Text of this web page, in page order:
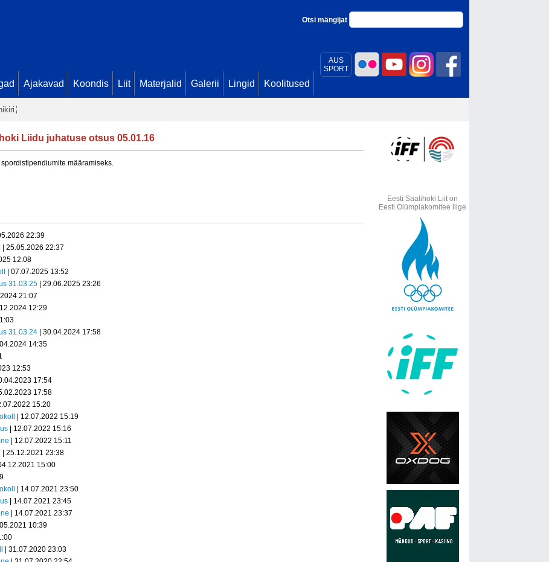
AUS
SPORT
Otsi mängijat
Ajakavad Koondis Liit Materjalid Galerii Lingid Koolitused
Liidu juhatuse otsus 05.01.16
määramiseks.
22:39
| 25.05.2026 22:37
12:08
| 07.07.2025 13:52
31.03.25 | 29.06.2025 23:26
21:07
12:29
31.03.24
| 30.04.2024 17:58
14:35
12:53
17:54
17:58
15:20
| 12.07.2022 15:19
| 12.07.2022 15:16
| 12.07.2022 15:11
| 25.12.2021 23:38
15:00
| 14.07.2021 23:50
| 14.07.2021 23:45
| 14.07.2021 23:37
10:39
| 31.07.2020 23:03
Eesti Saalihoki Liit on
Eesti Olümpiakomitee liige